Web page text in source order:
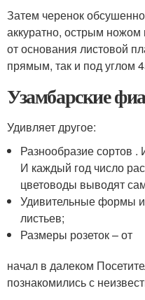
Затем черенок
аккуратно, острым
от основания листовой
прямым, так и под углом
Узамбарские
Удивляет другое:
Разнообразие сортов
И каждый год число
цветоводы выводят
Удивительные формы и
листьев;
Размеры розеток – от
начал в далеком
познакомились с